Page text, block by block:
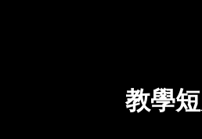
教學